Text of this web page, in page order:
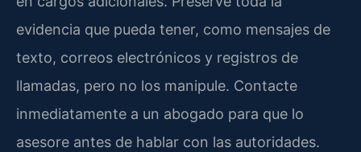
evidencia que pueda tener, como mensajes de
texto, correos electrónicos y registros de
llamadas, pero no los manipule. Contacte
inmediatamente a un abogado para que lo
asesore antes de hablar con las autoridades.